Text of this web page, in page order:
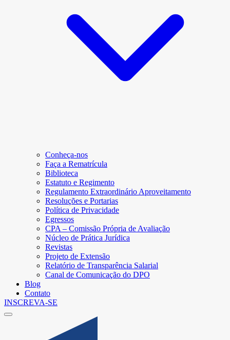
Conheça-nos
Faça a Rematrícula
Biblioteca
Estatuto e Regimento
Regulamento Extraordinário Aproveitamento
Resoluções e Portarias
Política de Privacidade
Egressos
CPA – Comissão Própria de Avaliação
Núcleo de Prática Jurídica
Revistas
Projeto de Extensão
Relatório de Transparência Salarial
Canal de Comunicação do DPO
Blog
Contato
INSCREVA-SE